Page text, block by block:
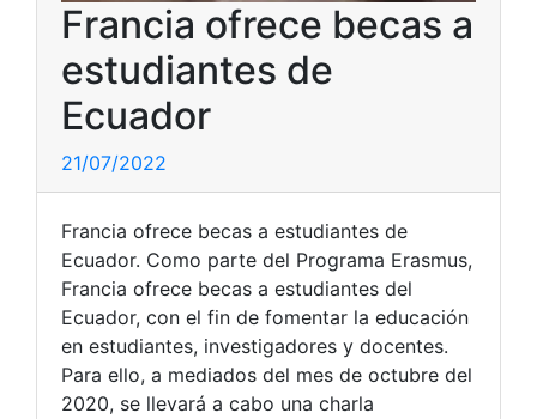
Francia ofrece becas a
estudiantes de
Ecuador
21/07/2022
Francia ofrece becas a estudiantes de
Ecuador. Como parte del Programa Erasmus,
Francia ofrece becas a estudiantes del
Ecuador, con el fin de fomentar la educación
en estudiantes, investigadores y docentes.
Para ello, a mediados del mes de octubre del
2020, se llevará a cabo una charla